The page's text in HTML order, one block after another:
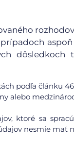
prípadoch
dôsledkoch
podľa článku
alebo
ktoré sa
nesmie mať